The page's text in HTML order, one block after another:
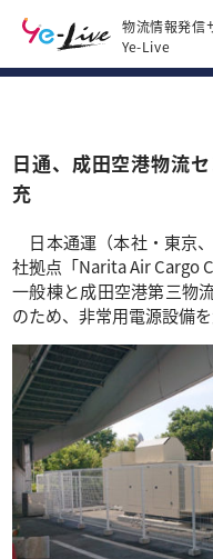
物流情報発信
Ye-Live
日通、成田空港物流
充
日本通運（本社・東京
社拠点「Narita Air Cargo
一般棟と成田空港第三物
のため、非常用電源設備を